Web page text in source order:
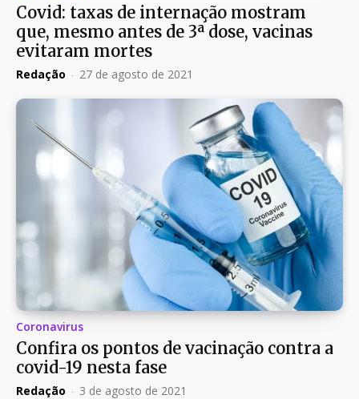
Covid: taxas de internação mostram
que, mesmo antes de 3ª dose, vacinas
evitaram mortes
Redação - 27 de agosto de 2021
Coronavirus
Confira os pontos de vacinação contra a
covid-19 nesta fase
Redação - 3 de agosto de 2021